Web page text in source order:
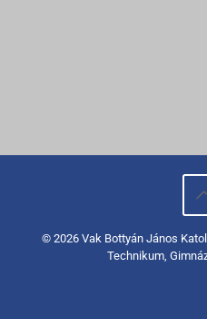
© 2026 Vak Bottyán János
Technikum,